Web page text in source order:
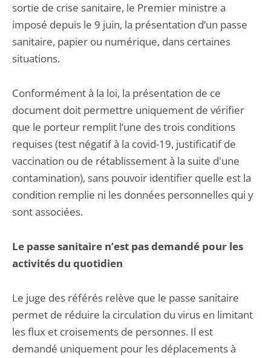
sortie de crise sanitaire, le Premier ministre a
imposé depuis le 9 juin, la présentation d’un passe
sanitaire, papier ou numérique, dans certaines
situations.
Conformément à la loi, la présentation de ce
document doit permettre uniquement de vérifier
que le porteur remplit l’une des trois conditions
requises (test négatif à la covid-19, justificatif de
vaccination ou de rétablissement à la suite d'une
contamination), sans pouvoir identifier quelle est la
condition remplie ni les données personnelles qui y
sont associées.
Le passe sanitaire n’est pas demandé pour les
activités du quotidien
Le juge des référés relève que le passe sanitaire
permet de réduire la circulation du virus en limitant
les flux et croisements de personnes. Il est
demandé uniquement pour les déplacements à